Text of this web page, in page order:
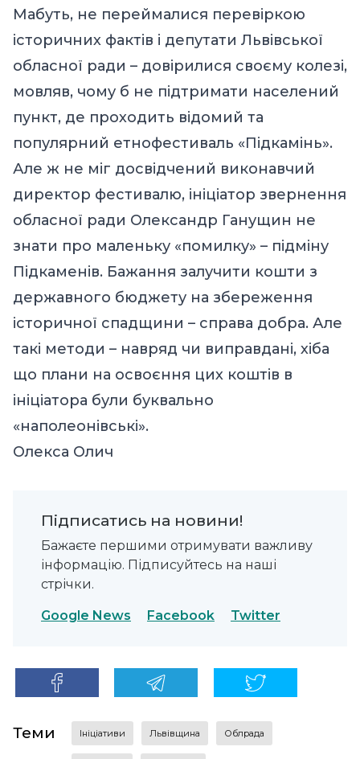
Мабуть, не переймалися перевіркою
історичних фактів і депутати Львівської
обласної ради – довірилися своєму колезі,
мовляв, чому б не підтримати населений
пункт, де проходить відомий та
популярний етнофестиваль «Підкамінь».
Але ж не міг досвідчений виконавчий
директор фестивалю, ініціатор звернення
обласної ради Олександр Ганущин не
знати про маленьку «помилку» – підміну
Підкаменів. Бажання залучити кошти з
державного бюджету на збереження
історичної спадщини – справа добра. Але
такі методи – навряд чи виправдані, хіба
що плани на освоєння цих коштів в
ініціатора були буквально
«наполеонівські».
Олекса Олич
Підписатись на новини!
Бажаєте першими отримувати важливу
інформацію. Підписуйтесь на наші
стрічки.
Google News Facebook Twitter
Теми ініціативи Львівщина облрада